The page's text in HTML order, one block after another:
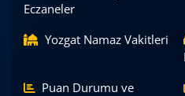
Eczaneler
Yozgat Namaz Vakitleri
Puan Durumu ve